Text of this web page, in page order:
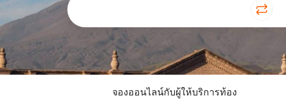
จองออนไลน์กับผู้ให้บริการท้อง